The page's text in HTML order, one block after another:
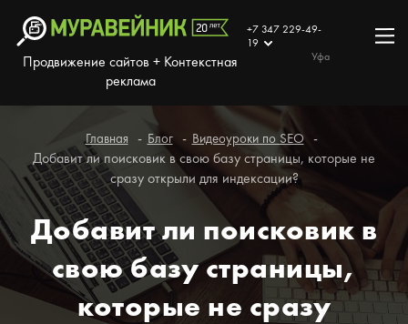
Продвижение сайтов + Контекстная
реклама
+7 347 229-49-
19
Уфа
Главная Блог Видеоуроки по SEO
Добавит ли поисковик в свою базу страницы, которые не
сразу открыли для индексации?
Добавит ли поисковик в
свою базу страницы,
которые не сразу